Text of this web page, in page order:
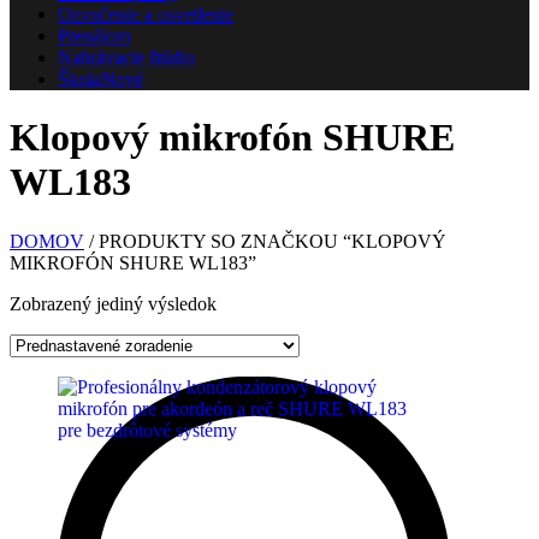
Ozvučenie a osvetlenie
Prenájom
Nahrávacie štúdio
ŠkolaNové
Klopový mikrofón SHURE
WL183
DOMOV / PRODUKTY SO ZNAČKOU “KLOPOVÝ
MIKROFÓN SHURE WL183”
Zobrazený jediný výsledok